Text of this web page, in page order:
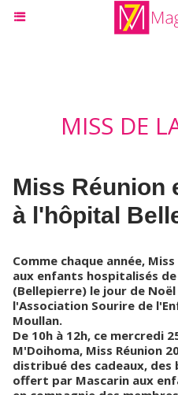
MISS DE
Miss Réunion
à l'hôpital
Comme chaque année,
aux enfants hospitalisés
(Bellepierre) le jour de
l'Association Sourire de
Moullan.
De 10h à 12h, ce mercredi
M'Doihoma, Miss Réunion
distribué des cadeaux,
offert par Mascarin aux